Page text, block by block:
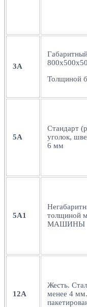
3А
Толщиной
5А
Стандарт
уголок,
6 мм
5А1
толщиной
МАШИНЫ
12А
Жесть.
менее 4